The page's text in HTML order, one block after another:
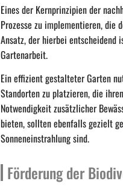
Eines der Kernprinzipien der
Prozesse zu implementieren, die
Ansatz, der hierbei
Gartenarbeit.
Ein effizient gestalteter Garten
Standorten zu platzieren, die
Notwendigkeit zusätzlicher
bieten, sollten ebenfalls gezielt
Sonneneinstrahlung sind.
Förderung der